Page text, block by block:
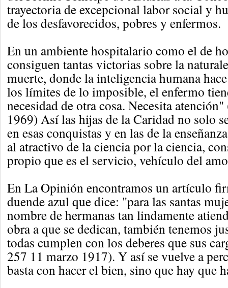
trayectoria de excepcional labor social y
de los desfavorecidos, pobres y enfermos.
En un ambiente hospitalario como el de
consiguen tantas victorias sobre la
muerte, donde la inteligencia humana
los límites de lo imposible, el enfermo
necesidad de otra cosa. Necesita
1969) Así las hijas de la Caridad no solo
en esas conquistas y en las de la
al atractivo de la ciencia por la ciencia,
propio que es el servicio, vehículo del
En La Opinión encontramos un artículo
duende azul que dice: "para las santas
nombre de hermanas tan lindamente
obra a que se dedican, también tenemos
todas cumplen con los deberes que sus
257 11 marzo 1917). Y así se vuelve a
basta con hacer el bien, sino que hay que